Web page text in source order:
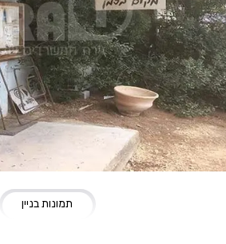
תמונות בניין